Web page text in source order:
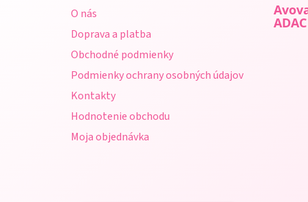
O nás
Doprava a platba
Obchodné podmienky
Podmienky ochrany osobných údajov
Kontakty
Hodnotenie obchodu
Moja objednávka